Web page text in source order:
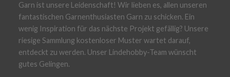
Garn ist unsere Leidenschaft! Wir lieben es, allen unseren
fantastischen Garnenthusiasten Garn zu schicken. Ein
wenig Inspiration für das nächste Projekt gefällig? Unsere
riesige Sammlung kostenloser Muster wartet darauf,
entdeckt zu werden. Unser Lindehobby-Team wünscht
gutes Gelingen.